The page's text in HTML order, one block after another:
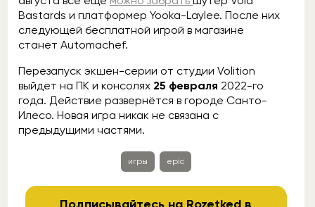
Bastards и платформер Yooka-Laylee. После них
следующей бесплатной игрой в магазине
станет Automachef.
Перезапуск экшен-серии от студии Volition
выйдет на ПК и консолях 25 февраля 2022-го
года. Действие развернётся в городе Санто-
Илесо. Новая игра никак не связана с
предыдущими частями.
игры epic